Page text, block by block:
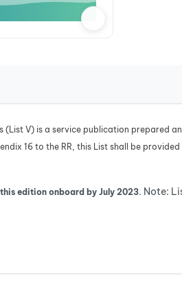
V) is a service publication prepared
16 to the RR, this List shall be
edition onboard by July 2023. Note: